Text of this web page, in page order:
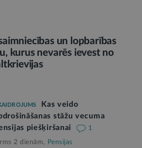
un lopbarības
kurus nevarēs ievest no
Kas veido
stāžu vecuma
piešķiršanai
1
2 dienām, Pensijas